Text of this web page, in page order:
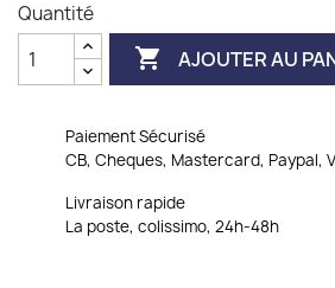
Quantité
 AJOUTER AU
Paiement Sécurisé
CB, Cheques, Mastercard, Paypal,
Livraison rapide
La poste, colissimo, 24h-48h